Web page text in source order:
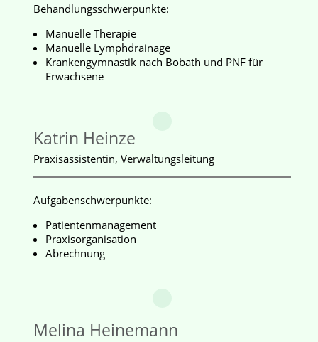
Behandlungsschwerpunkte:
Manuelle Therapie
Manuelle Lymphdrainage
Krankengymnastik nach Bobath und PNF für
Erwachsene
Katrin Heinze
Praxisassistentin, Verwaltungsleitung
Aufgabenschwerpunkte:
Patientenmanagement
Praxisorganisation
Abrechnung
Melina Heinemann